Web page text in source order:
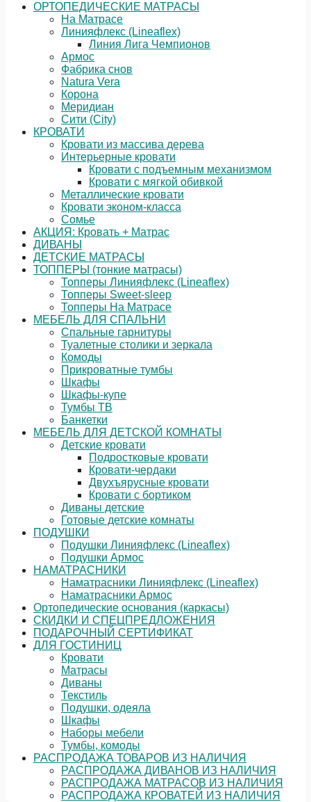
ОРТОПЕДИЧЕСКИЕ МАТРАСЫ
На Матрасе
Линияфлекс (Lineaflex)
Линия Лига Чемпионов
Армос
Фабрика снов
Natura Vera
Корона
Меридиан
Сити (City)
КРОВАТИ
Кровати из массива дерева
Интерьерные кровати
Кровати с подъемным механизмом
Кровати с мягкой обивкой
Металлические кровати
Кровати эконом-класса
Сомье
АКЦИЯ: Кровать + Матрас
ДИВАНЫ
ДЕТСКИЕ МАТРАСЫ
ТОППЕРЫ (тонкие матрасы)
Топперы Линияфлекс (Lineaflex)
Топперы Sweet-sleep
Топперы На Матрасе
МЕБЕЛЬ ДЛЯ СПАЛЬНИ
Спальные гарнитуры
Туалетные столики и зеркала
Комоды
Прикроватные тумбы
Шкафы
Шкафы-купе
Тумбы ТВ
Банкетки
МЕБЕЛЬ ДЛЯ ДЕТСКОЙ КОМНАТЫ
Детские кровати
Подростковые кровати
Кровати-чердаки
Двухъярусные кровати
Кровати с бортиком
Диваны детские
Готовые детские комнаты
ПОДУШКИ
Подушки Линияфлекс (Lineaflex)
Подушки Армос
НАМАТРАСНИКИ
Наматрасники Линияфлекс (Lineaflex)
Наматрасники Армос
Ортопедические основания (каркасы)
СКИДКИ И СПЕЦПРЕДЛОЖЕНИЯ
ПОДАРОЧНЫЙ СЕРТИФИКАТ
ДЛЯ ГОСТИНИЦ
Кровати
Матрасы
Диваны
Текстиль
Подушки, одеяла
Шкафы
Наборы мебели
Тумбы, комоды
РАСПРОДАЖА ТОВАРОВ ИЗ НАЛИЧИЯ
РАСПРОДАЖА ДИВАНОВ ИЗ НАЛИЧИЯ
РАСПРОДАЖА МАТРАСОВ ИЗ НАЛИЧИЯ
РАСПРОДАЖА КРОВАТЕЙ ИЗ НАЛИЧИЯ